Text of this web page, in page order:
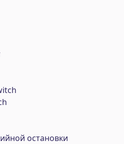
остановки